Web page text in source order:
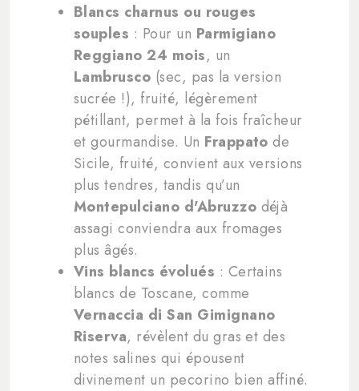
Blancs charnus ou rouges
souples : Pour un Parmigiano
Reggiano 24 mois, un
Lambrusco (sec, pas la version
sucrée !), fruité, légèrement
pétillant, permet à la fois fraîcheur
et gourmandise. Un Frappato de
Sicile, fruité, convient aux versions
plus tendres, tandis qu’un
Montepulciano d'Abruzzo déjà
assagi conviendra aux fromages
plus âgés.
Vins blancs évolués : Certains
blancs de Toscane, comme
Vernaccia di San Gimignano
Riserva, révèlent du gras et des
notes salines qui épousent
divinement un pecorino bien affiné.